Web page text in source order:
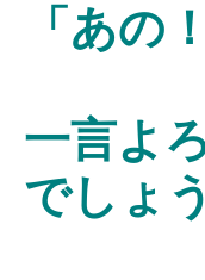
「あの！
一言よ
でしょ